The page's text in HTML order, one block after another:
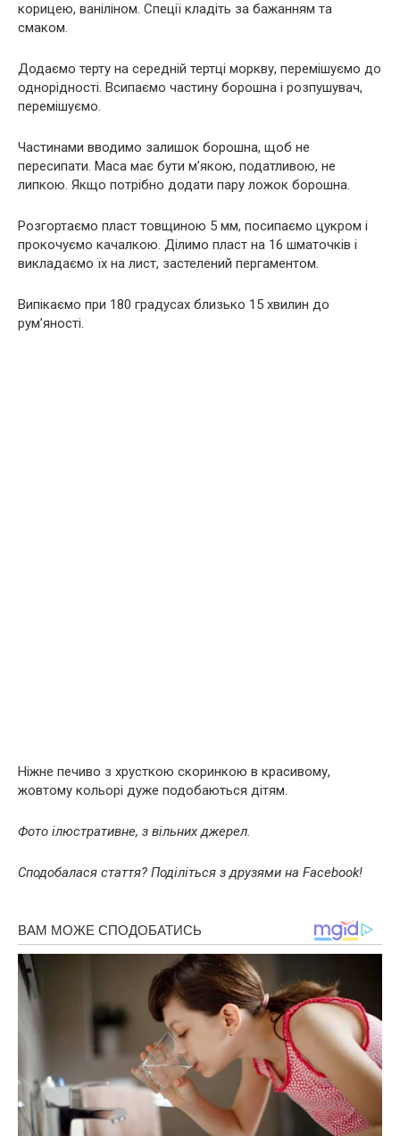
корицею, ваніліном. Спеції кладіть за бажанням та
смаком.
Додаємо терту на середній тертці моркву, перемішуємо до
однорідності. Всипаємо частину борошна і розпушувач,
перемішуємо.
Частинами вводимо залишок борошна, щоб не
пересипати. Маса має бути м’якою, податливою, не
липкою. Якщо потрібно додати пару ложок борошна.
Розгортаємо пласт товщиною 5 мм, посипаємо цукром і
прокочуємо качалкою. Ділимо пласт на 16 шматочків і
викладаємо їх на лист, застелений пергаментом.
Випікаємо при 180 градусах близько 15 хвилин до
рум’яності.
Ніжне печиво з хрусткою скоринкою в красивому,
жовтому кольорі дуже подобаються дітям.
Фото ілюстративне, з вільних джерел.
Сподобалася стаття? Поділіться з друзями на Facebook!